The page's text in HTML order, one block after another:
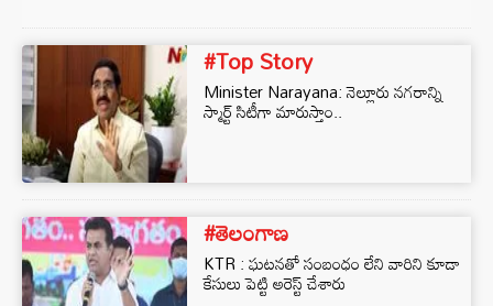
#Top Story
Minister Narayana: నెల్లూరు నగరాన్ని
స్మార్ట్ సిటీగా మారుస్తాం..
#తెలంగాణ
KTR : ఘటనతో సంబంధం లేని వారిని కూడా
కేసులు పెట్టి అరెస్ట్ చేశారు